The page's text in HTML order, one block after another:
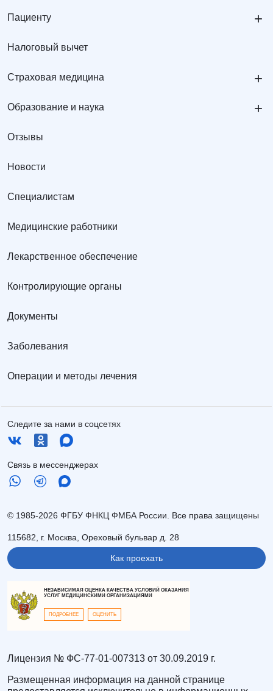
Пациенту +
Налоговый вычет
Страховая медицина +
Образование и наука +
Отзывы
Новости
Специалистам
Медицинские работники
Лекарственное обеспечение
Контролирующие органы
Документы
Заболевания
Операции и методы лечения
Следите за нами в соцсетях
Связь в мессенджерах
© 1985-2026 ФГБУ ФНКЦ ФМБА России. Все права защищены
115682, г. Москва, Ореховый бульвар д. 28
Как проехать
НЕЗАВИСИМАЯ ОЦЕНКА КАЧЕСТВА УСЛОВИЙ ОКАЗАНИЯ
УСЛУГ МЕДИЦИНСКИМИ ОРГАНИЗАЦИЯМИ
ПОДРОБНЕЕ ОЦЕНИТЬ
Лицензия № ФС-77-01-007313 от 30.09.2019 г.
Размещенная информация на данной странице